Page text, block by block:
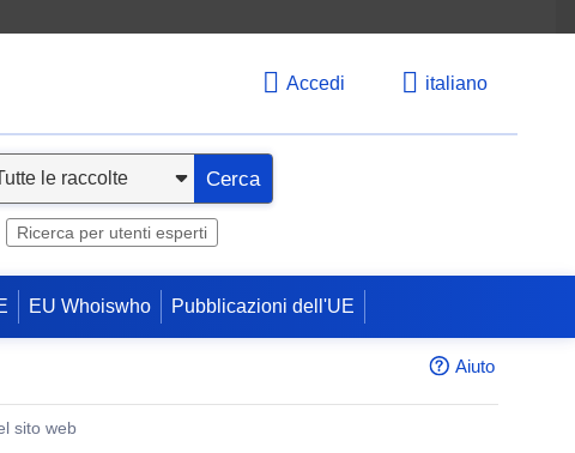
Accedi italiano
Cerca
Ricerca per utenti esperti
EU Whoiswho Pubblicazioni dell'UE
Aiuto
sito web